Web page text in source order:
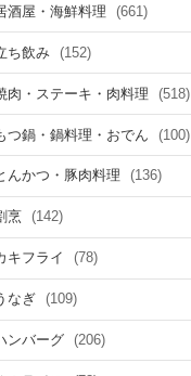
酒屋・海鮮料理 (661)
ち飲み (152)
肉・ステーキ・肉料理 (518)
つ鍋・鍋料理・おでん (100)
んかつ・豚肉料理 (136)
烹 (142)
キフライ (78)
なぎ (109)
ンバーグ (206)